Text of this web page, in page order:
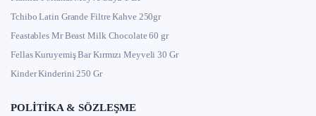
Tchibo Latin Grande Filtre Kahve 250gr
Feastables Mr Beast Milk Chocolate 60 gr
Fellas Kuruyemiş Bar Kırmızı Meyveli 30 Gr
Kinder Kinderini 250 Gr
POLITIKA & SÖZLEŞME